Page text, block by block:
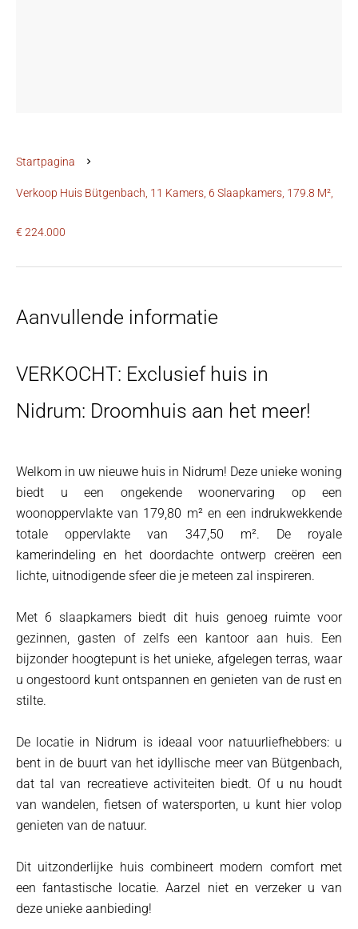
Startpagina
Verkoop Huis Bütgenbach, 11 Kamers, 6 Slaapkamers, 179.8 M²,
€ 224.000
Aanvullende informatie
VERKOCHT: Exclusief huis in
Nidrum: Droomhuis aan het meer!
Welkom in uw nieuwe huis in Nidrum! Deze unieke woning
biedt u een ongekende woonervaring op een
woonoppervlakte van 179,80 m² en een indrukwekkende
totale oppervlakte van 347,50 m². De royale
kamerindeling en het doordachte ontwerp creëren een
lichte, uitnodigende sfeer die je meteen zal inspireren.
Met 6 slaapkamers biedt dit huis genoeg ruimte voor
gezinnen, gasten of zelfs een kantoor aan huis. Een
bijzonder hoogtepunt is het unieke, afgelegen terras, waar
u ongestoord kunt ontspannen en genieten van de rust en
stilte.
De locatie in Nidrum is ideaal voor natuurliefhebbers: u
bent in de buurt van het idyllische meer van Bütgenbach,
dat tal van recreatieve activiteiten biedt. Of u nu houdt
van wandelen, fietsen of watersporten, u kunt hier volop
genieten van de natuur.
Dit uitzonderlijke huis combineert modern comfort met
een fantastische locatie. Aarzel niet en verzeker u van
deze unieke aanbieding!